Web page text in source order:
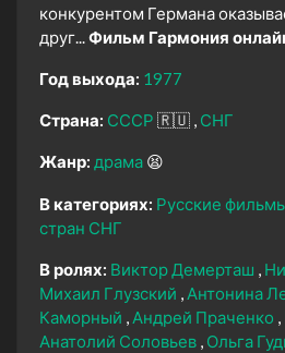
конкурентом Германа
друг...Фильм Гармония
Год выхода: 1977
Страна: СССР 🇷🇺 СНГ
Жанр: драма 😫
В категориях: Русские
стран СНГ
В ролях: Виктор Демерташ
Михаил Глузский
Антонина
Каморный
Андрей Праченко
Анатолий Соловьев Ольга